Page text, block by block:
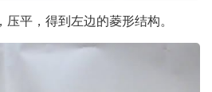
平，得到左边的菱形结构。